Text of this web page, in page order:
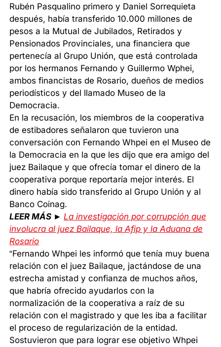
Rubén Pasqualino primero y Daniel Sorrequieta
después, había transferido 10.000 millones de
pesos a la Mutual de Jubilados, Retirados y
Pensionados Provinciales, una financiera que
pertenecía al Grupo Unión, que está controlada
por los hermanos Fernando y Guillermo Wphei,
ambos financistas de Rosario, dueños de medios
periodísticos y del llamado Museo de la
Democracia.
En la recusación, los miembros de la cooperativa
de estibadores señalaron que tuvieron una
conversación con Fernando Whpei en el Museo de
la Democracia en la que les dijo que era amigo del
juez Bailaque y que ofrecía tomar el dinero de la
cooperativa porque reportaría mejor interés. El
dinero había sido transferido al Grupo Unión y al
Banco Coinag.
LEER MÁS ►La investigación por corrupción que
involucra al juez Bailaque, la Afip y la Aduana de
Rosario
“Fernando Whpei les informó que tenía muy buena
relación con el juez Bailaque, jactándose de una
estrecha amistad y confianza de muchos años,
que habría ofrecido ayudarlos con la
normalización de la cooperativa a raíz de su
relación con el magistrado y que les iba a facilitar
el proceso de regularización de la entidad.
Sostuvieron que para lograr ese objetivo Whpei